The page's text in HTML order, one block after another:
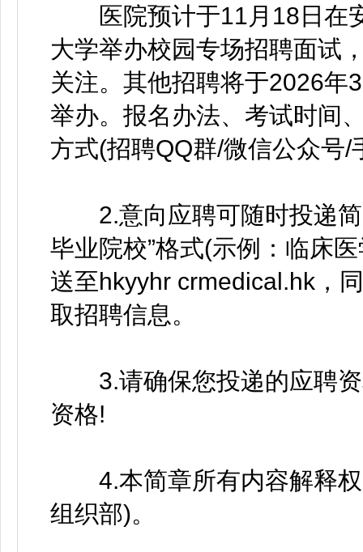
医院预计于11月18日在
大学举办校园专场招聘面试
关注。其他招聘将于2026年
举办。报名办法、考试时间
方式(招聘QQ群/微信公众号
2.意向应聘可随时投递简
毕业院校”格式(示例：临床
送至hkyyhr crmedical.hk，
取招聘信息。
3.请确保您投递的应聘资
资格!
4.本简章所有内容解释权
组织部)。